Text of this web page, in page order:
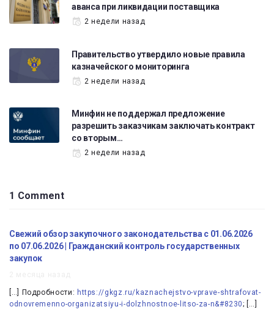
аванса при ликвидации поставщика
2 недели назад
Правительство утвердило новые правила
казначейского мониторинга
2 недели назад
Минфин не поддержал предложение
разрешить заказчикам заключать контракт
со вторым…
2 недели назад
1 Comment
Свежий обзор закупочного законодательства с 01.06.2026
по 07.06.2026 | Гражданский контроль государственных
закупок
[…] Подробности: https://gkgz.ru/kaznachejstvo-vprave-shtrafovat-
odnovremenno-organizatsiyu-i-dolzhnostnoe-litso-za-n&#8230; […]